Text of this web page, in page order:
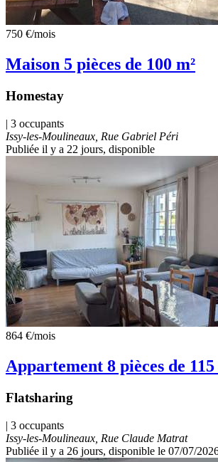
750 €/mois
Maison 5 pièces de 100 m²
Homestay
| 3 occupants
Issy-les-Moulineaux, Rue Gabriel Péri
Publiée il y a 22 jours, disponible
864 €/mois
Appartement 8 pièces de 115
Flatsharing
| 3 occupants
Issy-les-Moulineaux, Rue Claude Matrat
Publiée il y a 26 jours, disponible le 07/07/